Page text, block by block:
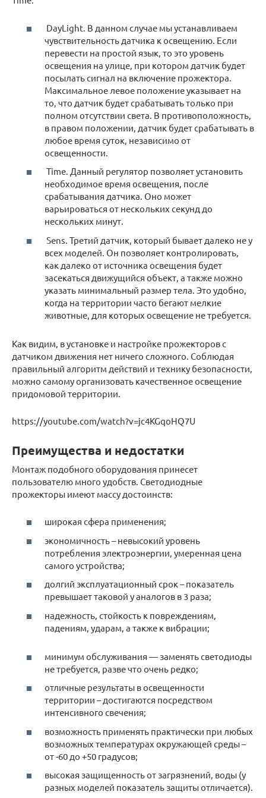
DayLight. В данном случае мы устанавливаем
чувствительность датчика к освещению. Если
перевести на простой язык, то это уровень
освещения на улице, при котором датчик будет
посылать сигнал на включение прожектора.
Максимальное левое положение указывает на
то, что датчик будет срабатывать только при
полном отсутствии света. В противоположность,
в правом положении, датчик будет срабатывать в
любое время суток, независимо от
освещенности.
Time. Данный регулятор позволяет установить
необходимое время освещения, после
срабатывания датчика. Оно может
варьироваться от нескольких секунд до
нескольких минут.
Sens. Третий датчик, который бывает далеко не у
всех моделей. Он позволяет контролировать,
как далеко от источника освещения будет
засекаться движущийся объект, а также можно
указать минимальный размер тела. Это удобно,
когда на территории часто бегают мелкие
животные, для которых освещение не требуется.
Как видим, в установке и настройке прожекторов с
датчиком движения нет ничего сложного. Соблюдая
правильный алгоритм действий и технику безопасности,
можно самому организовать качественное освещение
придомовой территории.
https://youtube.com/watch?v=jc4KGqoHQ7U
Преимущества и недостатки
Монтаж подобного оборудования принесет
пользователю много удобств. Светодиодные
прожекторы имеют массу достоинств:
широкая сфера применения;
экономичность – невысокий уровень
потребления электроэнергии, умеренная цена
самого устройства;
долгий эксплуатационный срок – показатель
превышает таковой у аналогов в 3 раза;
надежность, стойкость к повреждениям,
падениям, ударам, а также к вибрации;
минимум обслуживания — заменять светодиоды
не требуется, разве что очень редко;
отличные результаты в освещенности
территории – достигаются посредством
интенсивного свечения;
возможность применять практически при любых
возможных температурах окружающей среды –
от -60 до +50 градусов;
высокая защищенность от загрязнений, воды (у
разных моделей показатель защиты отличается).